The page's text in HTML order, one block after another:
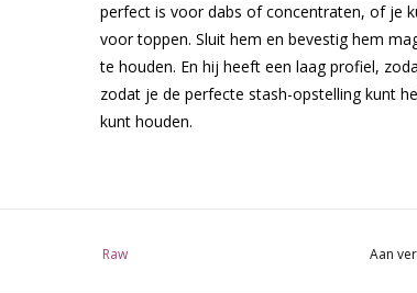
perfect is voor dabs of concentraten, of je
voor toppen. Sluit hem en bevestig hem
te houden. En hij heeft een laag profiel,
zodat je de perfecte stash-opstelling kunt
kunt houden.
Raw Aan